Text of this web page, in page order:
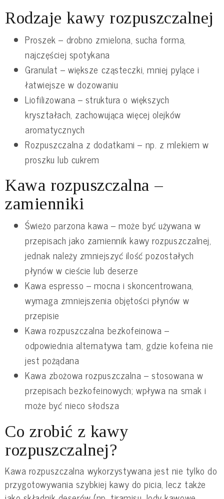
Rodzaje kawy rozpuszczalnej
Proszek – drobno zmielona, sucha forma,
najczęściej spotykana
Granulat – większe cząsteczki, mniej pylące i
łatwiejsze w dozowaniu
Liofilizowana – struktura o większych
kryształach, zachowująca więcej olejków
aromatycznych
Rozpuszczalna z dodatkami – np. z mlekiem w
proszku lub cukrem
Kawa rozpuszczalna –
zamienniki
Świeżo parzona kawa – może być używana w
przepisach jako zamiennik kawy rozpuszczalnej,
jednak należy zmniejszyć ilość pozostałych
płynów w cieście lub deserze
Kawa espresso – mocna i skoncentrowana,
wymaga zmniejszenia objętości płynów w
przepisie
Kawa rozpuszczalna bezkofeinowa –
odpowiednia alternatywa tam, gdzie kofeina nie
jest pożądana
Kawa zbożowa rozpuszczalna – stosowana w
przepisach bezkofeinowych; wpływa na smak i
może być nieco słodsza
Co zrobić z kawy
rozpuszczalnej?
Kawa rozpuszczalna wykorzystywana jest nie tylko do
przygotowywania szybkiej kawy do picia, lecz także